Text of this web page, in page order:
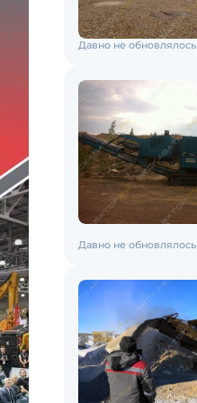
Давно не обновлялось
Давно не обновлялось